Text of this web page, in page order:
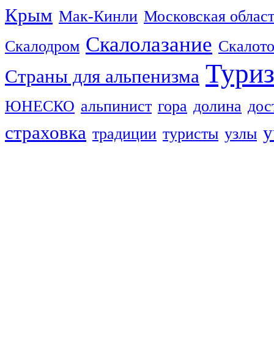
Крым Мак-Кинли Московская
Скалодром Скалолазание
Страны для альпенизма
ЮНЕСКО альпинист гора долина
страховка традиции туристы узлы